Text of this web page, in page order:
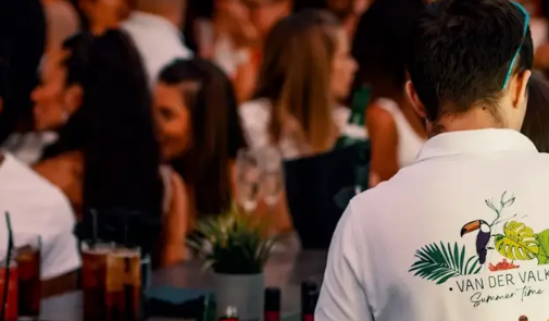
en Luik.